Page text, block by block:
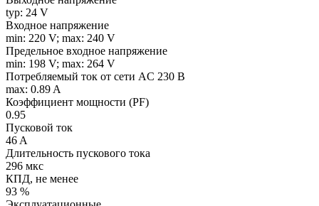
typ: 24 V
Входное напряжение
min: 220 V; max: 240 V
Предельное входное напряжение
min: 198 V; max: 264 V
Потребляемый ток от сети AC 230 В
max: 0.89 A
Коэффициент мощности (PF)
0.95
Пусковой ток
46 A
Длительность пускового тока
296 мкс
КПД, не менее
93 %